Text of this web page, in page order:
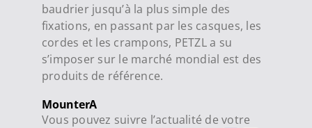
baudrier jusqu’à la plus simple des
fixations, en passant par les casques, les
cordes et les crampons, PETZL a su
s’imposer sur le marché mondial est des
produits de référence.
MounterA
Vous pouvez suivre l’actualité de votre